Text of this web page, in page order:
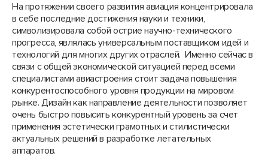
На протяжении своего развития авиация концентрировала
в себе последние достижения науки и техники,
символизировала собой острие научно-технического
прогресса, являлась универсальным поставщиком идей и
технологий для многих других отраслей. Именно сейчас в
связи с общей экономической ситуацией перед всеми
специалистами авиастроения стоит задача повышения
конкурентоспособного уровня продукции на мировом
рынке. Дизайн как направление деятельности позволяет
очень быстро повысить конкурентный уровень за счет
применения эстетически грамотных и стилистически
актуальных решений в разработке летательных
аппаратов.